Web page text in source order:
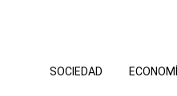
SOCIEDAD